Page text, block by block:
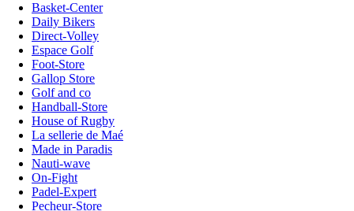
Basket-Center
Daily Bikers
Direct-Volley
Espace Golf
Foot-Store
Gallop Store
Golf and co
Handball-Store
House of Rugby
La sellerie de Maé
Made in Paradis
Nauti-wave
On-Fight
Padel-Expert
Pecheur-Store